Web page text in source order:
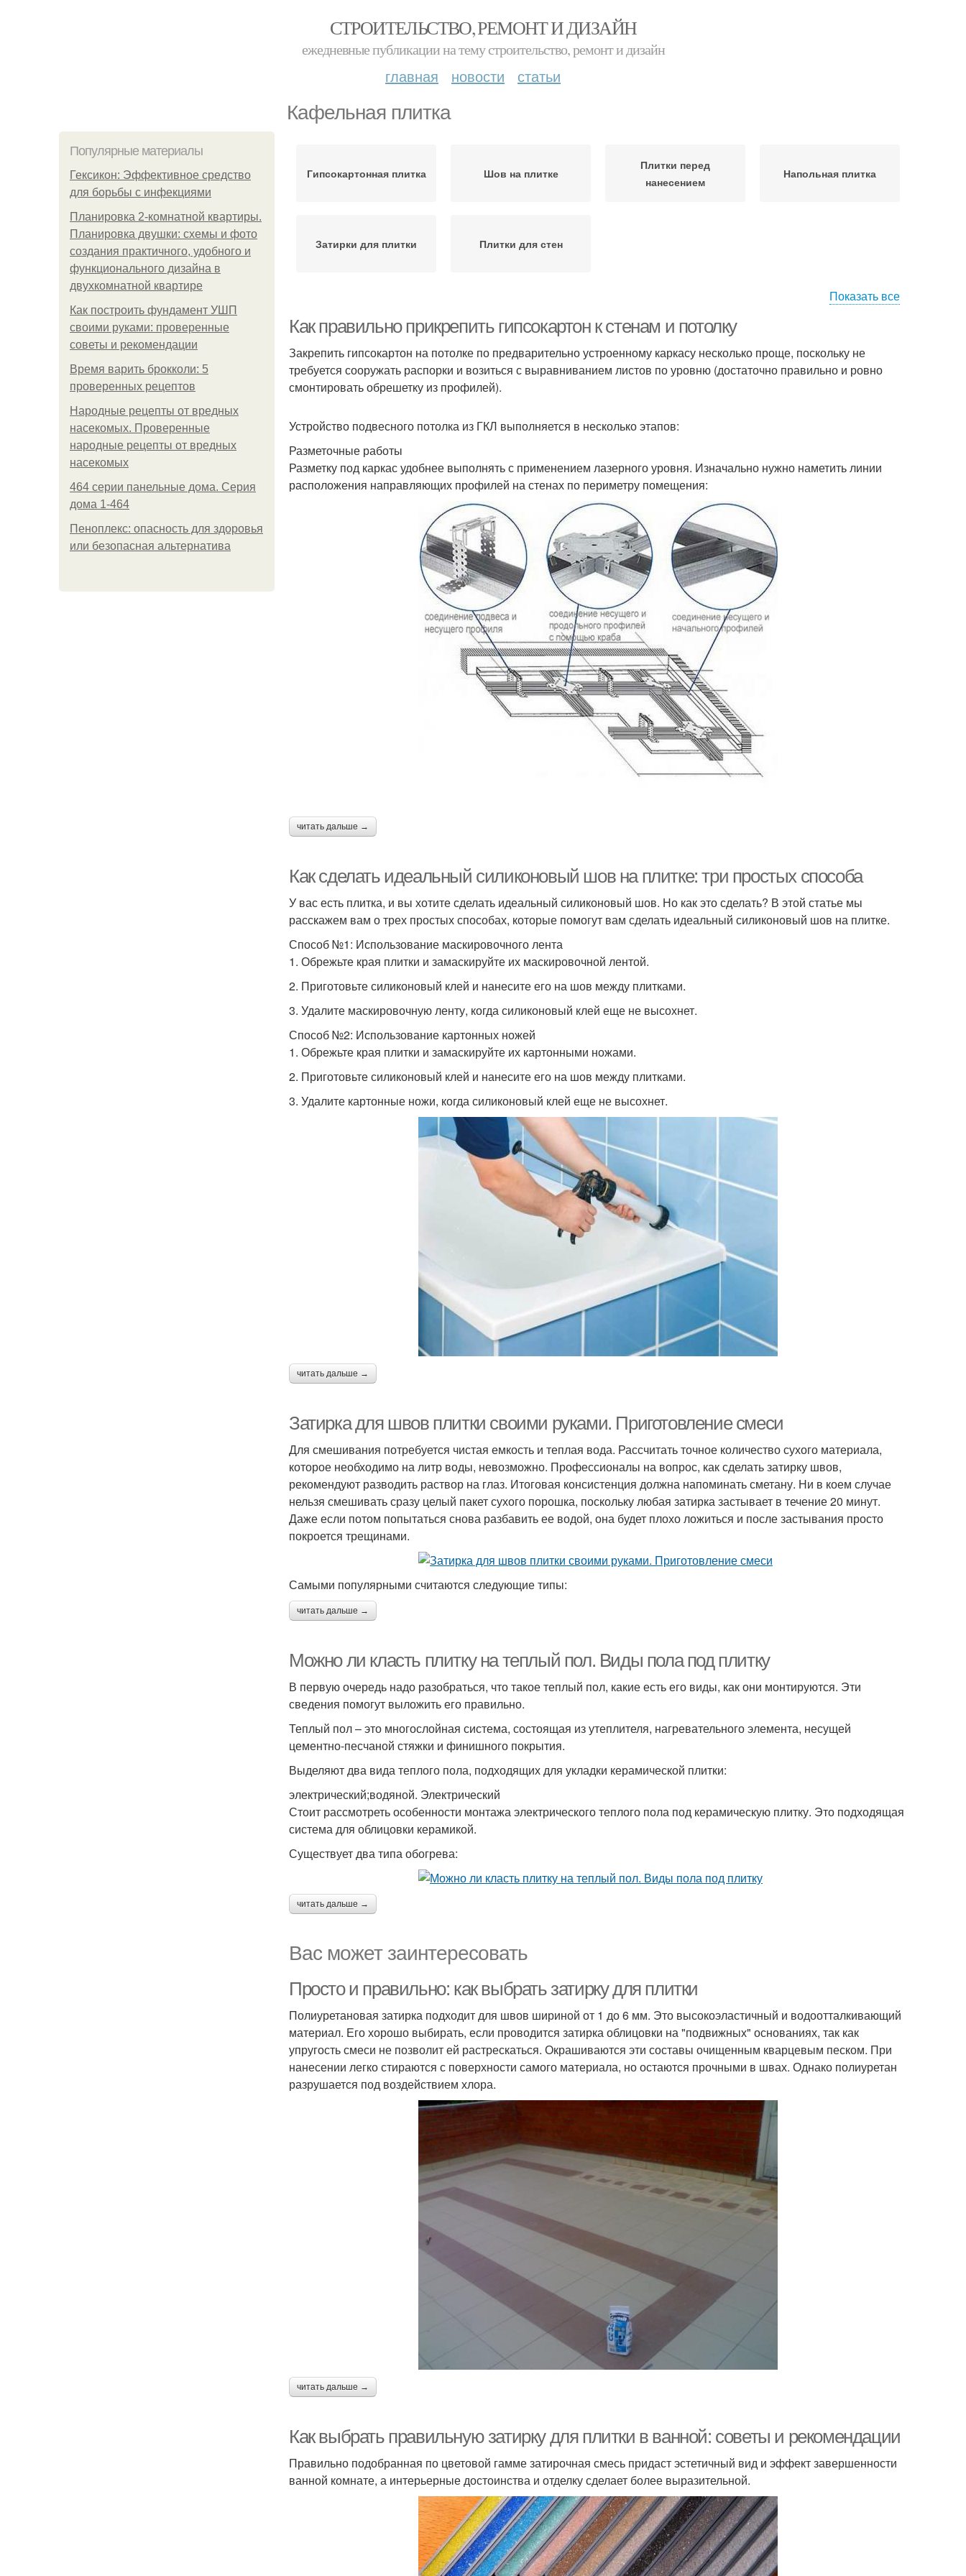
СТРОИТЕЛЬСТВО, РЕМОНТ И ДИЗАЙН
ежедневные публикации на тему строительство, ремонт и дизайн
главная новости статьи
Кафельная плитка
Популярные материалы
Гексикон: Эффективное средство
для борьбы с инфекциями
Планировка 2-комнатной квартиры.
Планировка двушки: схемы и фото
создания практичного, удобного и
функционального дизайна в
двухкомнатной квартире
Как построить фундамент УШП
своими руками: проверенные
советы и рекомендации
Время варить брокколи: 5
проверенных рецептов
Народные рецепты от вредных
насекомых. Проверенные
народные рецепты от вредных
насекомых
464 серии панельные дома. Серия
дома 1-464
Пеноплекс: опасность для здоровья
или безопасная альтернатива
Гипсокартонная плитка Шов на плитке
Плитки перед
нанесением
Напольная плитка
Затирки для плитки Плитки для стен
Показать все
Как правильно прикрепить гипсокартон к стенам и потолку
Закрепить гипсокартон на потолке по предварительно устроенному каркасу несколько проще, поскольку не
требуется сооружать распорки и возиться с выравниванием листов по уровню (достаточно правильно и ровно
смонтировать обрешетку из профилей).
Устройство подвесного потолка из ГКЛ выполняется в несколько этапов:
Разметочные работы
Разметку под каркас удобнее выполнять с применением лазерного уровня. Изначально нужно наметить линии
расположения направляющих профилей на стенах по периметру помещения:
читать дальше →
Как сделать идеальный силиконовый шов на плитке: три простых способа
У вас есть плитка, и вы хотите сделать идеальный силиконовый шов. Но как это сделать? В этой статье мы
расскажем вам о трех простых способах, которые помогут вам сделать идеальный силиконовый шов на плитке.
Способ №1: Использование маскировочного лента
1. Обрежьте края плитки и замаскируйте их маскировочной лентой.
2. Приготовьте силиконовый клей и нанесите его на шов между плитками.
3. Удалите маскировочную ленту, когда силиконовый клей еще не высохнет.
Способ №2: Использование картонных ножей
1. Обрежьте края плитки и замаскируйте их картонными ножами.
2. Приготовьте силиконовый клей и нанесите его на шов между плитками.
3. Удалите картонные ножи, когда силиконовый клей еще не высохнет.
читать дальше →
Затирка для швов плитки своими руками. Приготовление смеси
Для смешивания потребуется чистая емкость и теплая вода. Рассчитать точное количество сухого материала,
которое необходимо на литр воды, невозможно. Профессионалы на вопрос, как сделать затирку швов,
рекомендуют разводить раствор на глаз. Итоговая консистенция должна напоминать сметану. Ни в коем случае
нельзя смешивать сразу целый пакет сухого порошка, поскольку любая затирка застывает в течение 20 минут.
Даже если потом попытаться снова разбавить ее водой, она будет плохо ложиться и после застывания просто
покроется трещинами.
Самыми популярными считаются следующие типы:
читать дальше →
Можно ли класть плитку на теплый пол. Виды пола под плитку
В первую очередь надо разобраться, что такое теплый пол, какие есть его виды, как они монтируются. Эти
сведения помогут выложить его правильно.
Теплый пол – это многослойная система, состоящая из утеплителя, нагревательного элемента, несущей
цементно-песчаной стяжки и финишного покрытия.
Выделяют два вида теплого пола, подходящих для укладки керамической плитки:
электрический;водяной. Электрический
Стоит рассмотреть особенности монтажа электрического теплого пола под керамическую плитку. Это подходящая
система для облицовки керамикой.
Существует два типа обогрева:
читать дальше →
Вас может заинтересовать
Просто и правильно: как выбрать затирку для плитки
Полиуретановая затирка подходит для швов шириной от 1 до 6 мм. Это высокоэластичный и водоотталкивающий
материал. Его хорошо выбирать, если проводится затирка облицовки на "подвижных" основаниях, так как
упругость смеси не позволит ей растрескаться. Окрашиваются эти составы очищенным кварцевым песком. При
нанесении легко стираются с поверхности самого материала, но остаются прочными в швах. Однако полиуретан
разрушается под воздействием хлора.
читать дальше →
Как выбрать правильную затирку для плитки в ванной: советы и рекомендации
Правильно подобранная по цветовой гамме затирочная смесь придаст эстетичный вид и эффект завершенности
ванной комнате, а интерьерные достоинства и отделку сделает более выразительной.